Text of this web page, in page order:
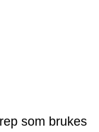
som brukes